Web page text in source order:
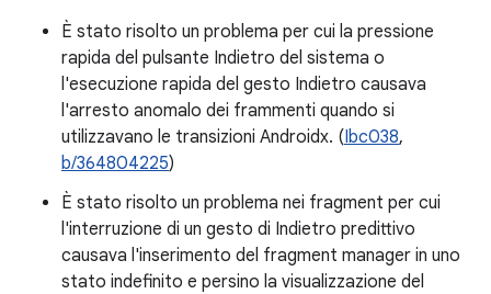
È stato risolto un problema per cui la pressione
rapida del pulsante Indietro del sistema o
l'esecuzione rapida del gesto Indietro causava
l'arresto anomalo dei frammenti quando si
utilizzavano le transizioni Androidx. (Ibc038,
b/364804225)
È stato risolto un problema nei fragment per cui
l'interruzione di un gesto di Indietro predittivo
causava l'inserimento del fragment manager in uno
stato indefinito e persino la visualizzazione del